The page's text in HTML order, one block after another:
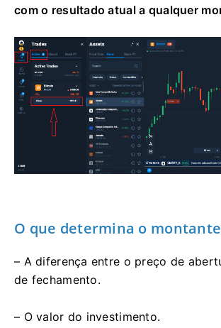
com o resultado atual a qualquer
O que determina o
– A diferença entre o preço de
de fechamento.
– O valor do investimento.